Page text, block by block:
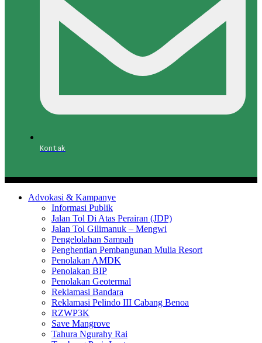
Kontak
Advokasi & Kampanye
Informasi Publik
Jalan Tol Di Atas Perairan (JDP)
Jalan Tol Gilimanuk – Mengwi
Pengelolahan Sampah
Penghentian Pembangunan Mulia Resort
Penolakan AMDK
Penolakan BIP
Penolakan Geotermal
Reklamasi Bandara
Reklamasi Pelindo III Cabang Benoa
RZWP3K
Save Mangrove
Tahura Ngurahy Rai